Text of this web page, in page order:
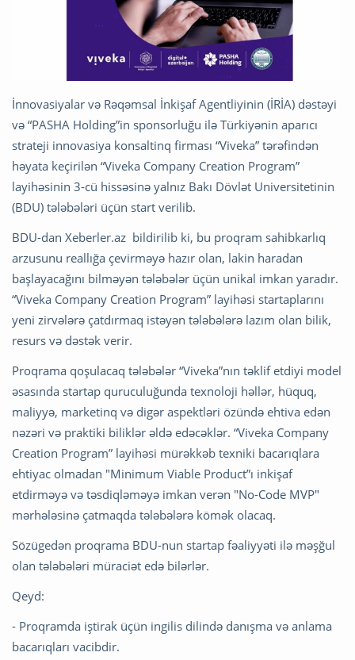
İnnovasiyalar və Rəqəmsal İnkişaf Agentliyinin (İRİA) dəstəyi
və “PASHA Holding”in sponsorluğu ilə Türkiyənin aparıcı
strateji innovasiya konsaltinq firması “Viveka” tərəfindən
həyata keçirilən “Viveka Company Creation Program”
layihəsinin 3-cü hissəsinə yalnız Bakı Dövlət Universitetinin
(BDU) tələbələri üçün start verilib.
BDU-dan Xeberler.az bildirilib ki, bu proqram sahibkarlıq
arzusunu reallığa çevirməyə hazır olan, lakin haradan
başlayacağını bilməyən tələbələr üçün unikal imkan yaradır.
“Viveka Company Creation Program” layihəsi startaplarını
yeni zirvələrə çatdırmaq istəyən tələbələrə lazım olan bilik,
resurs və dəstək verir.
Proqrama qoşulacaq tələbələr “Viveka”nın təklif etdiyi model
əsasında startap quruculuğunda texnoloji həllər, hüquq,
maliyyə, marketinq və digər aspektləri özündə ehtiva edən
nəzəri və praktiki biliklər əldə edəcəklər. “Viveka Company
Creation Program” layihəsi mürəkkəb texniki bacarıqlara
ehtiyac olmadan "Minimum Viable Product”ı inkişaf
etdirməyə və təsdiqləməyə imkan verən "No-Code MVP"
mərhələsinə çatmaqda tələbələrə kömək olacaq.
Sözügedən proqrama BDU-nun startap fəaliyyəti ilə məşğul
olan tələbələri müraciət edə bilərlər.
Qeyd:
- Proqramda iştirak üçün ingilis dilində danışma və anlama
bacarıqları vacibdir.